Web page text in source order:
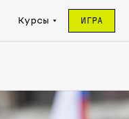
Курсы ИГРА